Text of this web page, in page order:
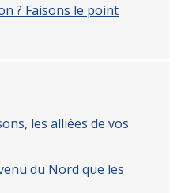
? Faisons le point
les alliées de vos
du Nord que les